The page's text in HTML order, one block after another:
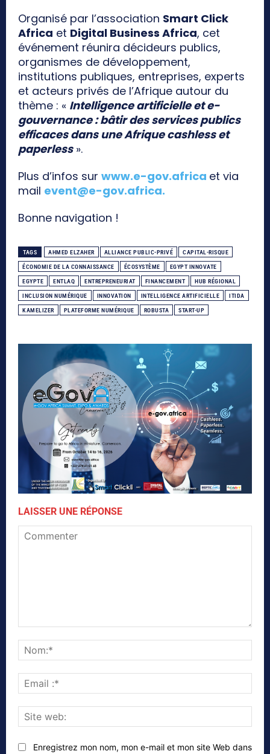
Organisé par l’association Smart Click
Africa et Digital Business Africa, cet
événement réunira décideurs publics,
organismes de développement,
institutions publiques, entreprises, experts
et acteurs privés de l’Afrique autour du
thème : « Intelligence artificielle et e-
gouvernance : bâtir des services publics
efficaces dans une Afrique cashless et
paperless».
Plus d’infos sur www.e-gov.africa et via
mail event@e-gov.africa.
Bonne navigation !
TAGS AHMED ELZAHER ALLIANCE PUBLIC-PRIVÉ CAPITAL-RISQUE
ÉCONOMIE DE LA CONNAISSANCE ÉCOSYSTÈME EGYPT INNOVATE
EGYPTE ENTLAQ ENTREPRENEURIAT FINANCEMENT HUB RÉGIONAL
INCLUSION NUMÉRIQUE INNOVATION INTELLIGENCE ARTIFICIELLE ITIDA
KAMELIZER PLATEFORME NUMÉRIQUE ROBUSTA START-UP
LAISSER UNE RÉPONSE
:*
web:
Enregistrez mon nom, mon e-mail et mon site Web dans